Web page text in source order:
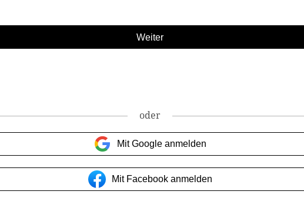
oder
Mit Google anmelden
Mit Facebook anmelden